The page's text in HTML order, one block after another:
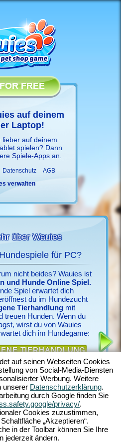
FREE
auf deinem
Laptop!
lieber auf deinem
spielen? Dann
Spiele-Apps an.
Datenschutz
AGB
verwalten
über Wauies
für PC?
nicht beides? Wauies ist
und Hunde Online Spiel.
Spiel erwartet dich
du im Hundezucht
Tierhandlungmit
treuen Hunden. Wenn du
wirst du von Wauies
dich im Hundegame:
TIERHANDLUNG
DEINEN WÜNSCHEN
UND SPIELE MIT
für PC neugierig
dich kostenlos und
und
jede
putzige
und
Arten zu
deinen
auf seinen Webseiten Cookies
von Social-Media-Diensten
Werbung. Weitere
unserer Datenschutzerklärung.
durch Google finden Sie
privacy/.
Cookies zuzustimmen,
„Akzeptieren“.
in der Toolbar können Sie Ihre
jederzeit ändern.